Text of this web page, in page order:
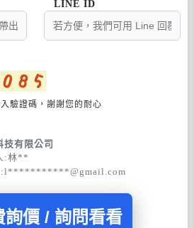
LINE ID
驗證碼，謝謝您的耐心
技有限公司
:林**
詢價 / 詢問看看